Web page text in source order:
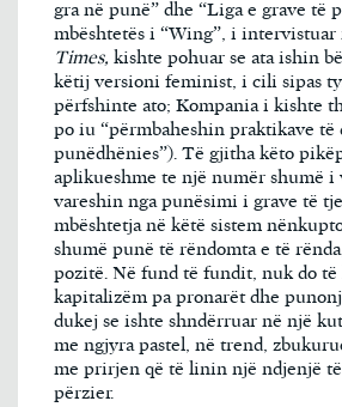
gra në punë” dhe “Liga e grave të
mbështetës i “Wing”, i intervistuar
Times, kishte pohuar se ata ishin
këtij versioni feminist, i cili sipas
përfshinte ato; Kompania i kishte
po iu “përmbaheshin praktikave të
punëdhënies”). Të gjitha këto
aplikueshme te një numër shumë i
vareshin nga punësimi i grave të
mbështetja në këtë sistem
shumë punë të rëndomta e të
pozitë. Në fund të fundit, nuk do të
kapitalizëm pa pronarët dhe
dukej se ishte shndërruar në një
me ngjyra pastel, në trend,
me prirjen që të linin një ndjenjë
përzier.